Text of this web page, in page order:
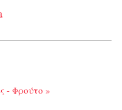
- Φρούτο »